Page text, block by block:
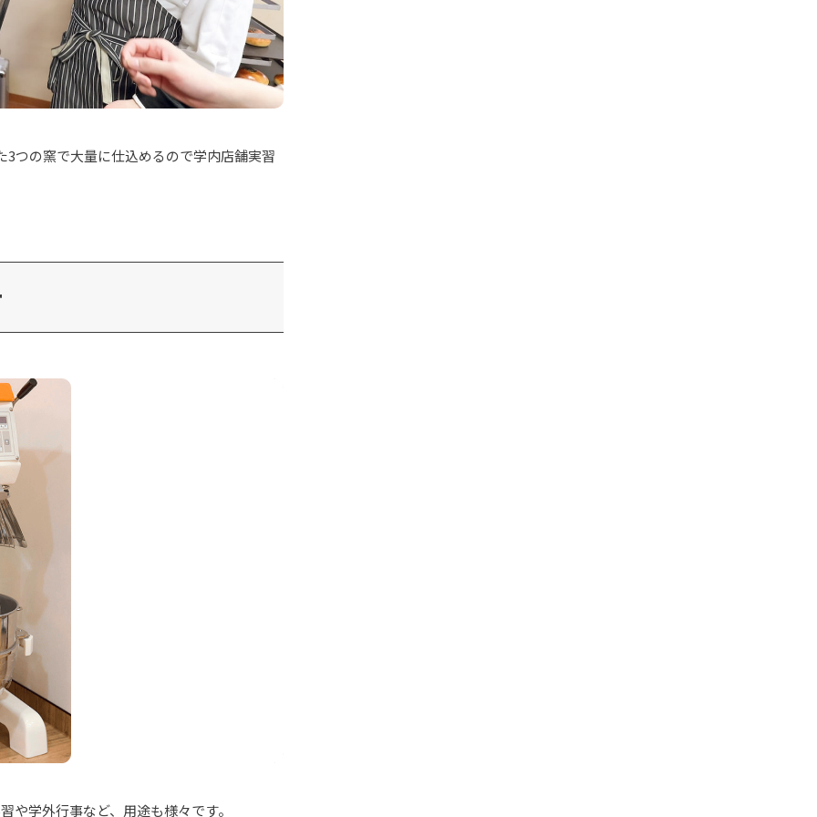
つの窯で大量に仕込めるので学内店舗実習
学外行事など、用途も様々です。